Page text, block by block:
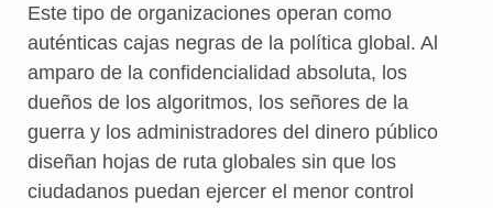
Este tipo de organizaciones operan como
auténticas cajas negras de la política global. Al
amparo de la confidencialidad absoluta, los
dueños de los algoritmos, los señores de la
guerra y los administradores del dinero público
diseñan hojas de ruta globales sin que los
ciudadanos puedan ejercer el menor control